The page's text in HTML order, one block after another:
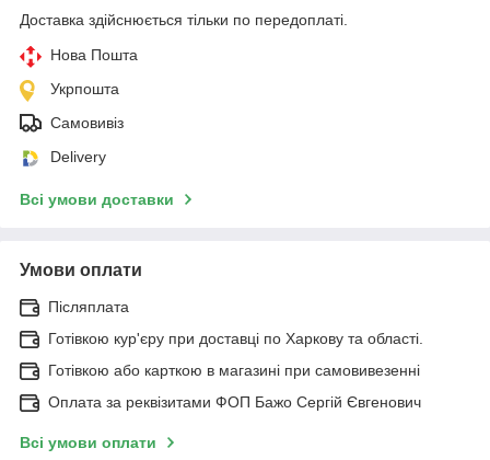
Доставка здійснюється тільки по передоплаті.
Нова Пошта
Укрпошта
Самовивіз
Delivery
Всі умови доставки
Умови оплати
Післяплата
Готівкою кур'єру при доставці по Харкову та області.
Готівкою або карткою в магазині при самовивезенні
Оплата за реквізитами ФОП Бажо Сергій Євгенович
Всі умови оплати